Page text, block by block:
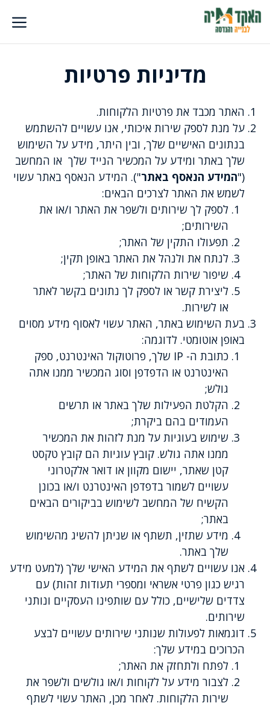
לדלג
לתוכן
מדיניות פרטיות
האתר מכבד את פרטיות הלקוחות.
על מנת לספק שירות איכותי, אנו עשויים להשתמש
בנתונים האישיים שלך, ובין היתר, מידע על השימוש
שלך באתר ומידע על המכשיר הנייד שלך או המחשב
("המידע הנאסף באתר"). המידע הנאסף באתר עשוי
לשמש את האתר לצרכים הבאים:
לספק לך שירותים ולשפר את האתר ו/או את
השירותים;
תפעולו התקין של האתר;
לנתח את ולנהל את האתר באופן תקין;
שיפור שירות הלקוחות של האתר;
ליצירת קשר או לספק לך נתונים בקשר לאתר
או לשירות.
בעת השימוש באתר, האתר עשוי לאסוף מידע מסוים
באופן אוטומטי. לדוגמה:
כתובת ה- IP שלך, פרוטוקול האינטרנט, ספק
האינטרנט או הדפדפן וסוג המכשיר ממנו אתה
גולש;
הקלטת הפעילות שלך באתר או תרשים
העמודים בהם ביקרת;
שימוש בעוגיות על מנת לזהות את המכשיר
ממנו אתה גולש. קובץ עוגיות הם קובץ טקסט
קטן שאתר, יישום מקוון או דואר אלקטרוני
עשויים לשמור בדפדפן האינטרנט ו/או בכונן
הקשיח של המחשב לשימוש בביקורים הבאים
באתר;
מידע שתזין, תשתף או שניתן להשיג מהשימוש
שלך באתר.
אנו עשויים לשתף את המידע האישי שלך (למעט מידע
רגיש כגון פרטי אשראי ומספרי תעודות זהות) עם
צדדים שלישיים, כולל עם שותפינו העסקיים ונותני
שירותים.
דוגמאות לפעולות שנותני שירותים עשויים לבצע
הכרוכים במידע שלך:
לפתח ולתחזק את האתר;
לצבור מידע על לקוחות ו/או גולשים ולשפר את
שירות הלקוחות. לאחר מכן, האתר עשוי לשתף